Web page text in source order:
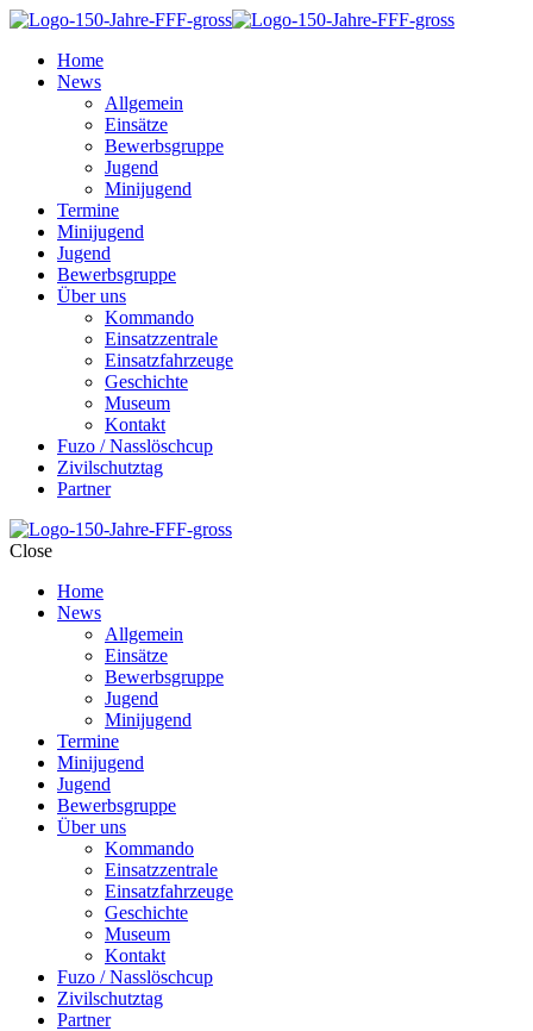
Home
News
Allgemein
Einsätze
Bewerbsgruppe
Jugend
Minijugend
Termine
Minijugend
Jugend
Bewerbsgruppe
Über uns
Kommando
Einsatzzentrale
Einsatzfahrzeuge
Geschichte
Museum
Kontakt
Fuzo / Nasslöschcup
Zivilschutztag
Partner
Close
Home
News
Allgemein
Einsätze
Bewerbsgruppe
Jugend
Minijugend
Termine
Minijugend
Jugend
Bewerbsgruppe
Über uns
Kommando
Einsatzzentrale
Einsatzfahrzeuge
Geschichte
Museum
Kontakt
Fuzo / Nasslöschcup
Zivilschutztag
Partner